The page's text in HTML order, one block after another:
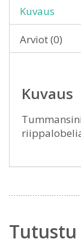
Kuvaus
Arviot (0)
Kuvaus
Tutustu